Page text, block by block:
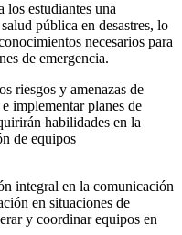
los estudiantes una
pública en desastres, lo
necesarios para
de emergencia.
riesgos y amenazas de
implementar planes de
habilidades en la
de equipos
integral en la comunicación
en situaciones de
y coordinar equipos en